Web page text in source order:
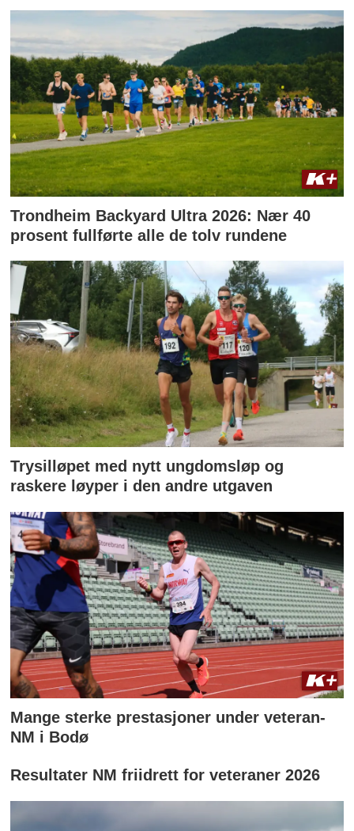
Trondheim Backyard Ultra 2026: Nær 40
prosent fullførte alle de tolv rundene
Trysilløpet med nytt ungdomsløp og
raskere løyper i den andre utgaven
Mange sterke prestasjoner under veteran-
NM i Bodø
Resultater NM friidrett for veteraner 2026